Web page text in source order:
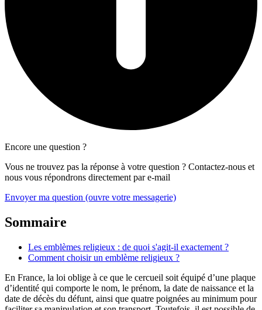
Encore une question ?
Vous ne trouvez pas la réponse à votre question ? Contactez-nous et
nous vous répondrons directement par e-mail
Envoyer ma question (ouvre votre messagerie)
Sommaire
Les emblèmes religieux : de quoi s'agit-il exactement ?
Comment choisir un emblème religieux ?
En France, la loi oblige à ce que le cercueil soit équipé d’une plaque
d’identité qui comporte le nom, le prénom, la date de naissance et la
date de décès du défunt, ainsi que quatre poignées au minimum pour